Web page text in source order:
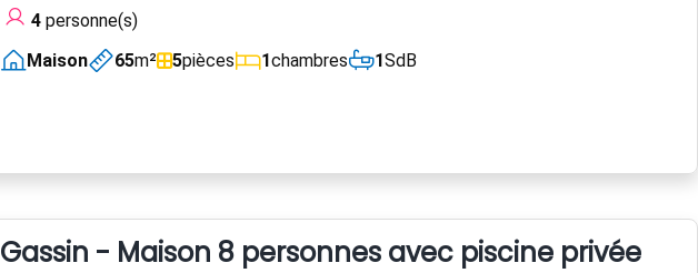
4personne(s)
Maison
65m² 5pièces 1chambres 1SdB
Gassin - Maison 8 personnes avec piscine privée